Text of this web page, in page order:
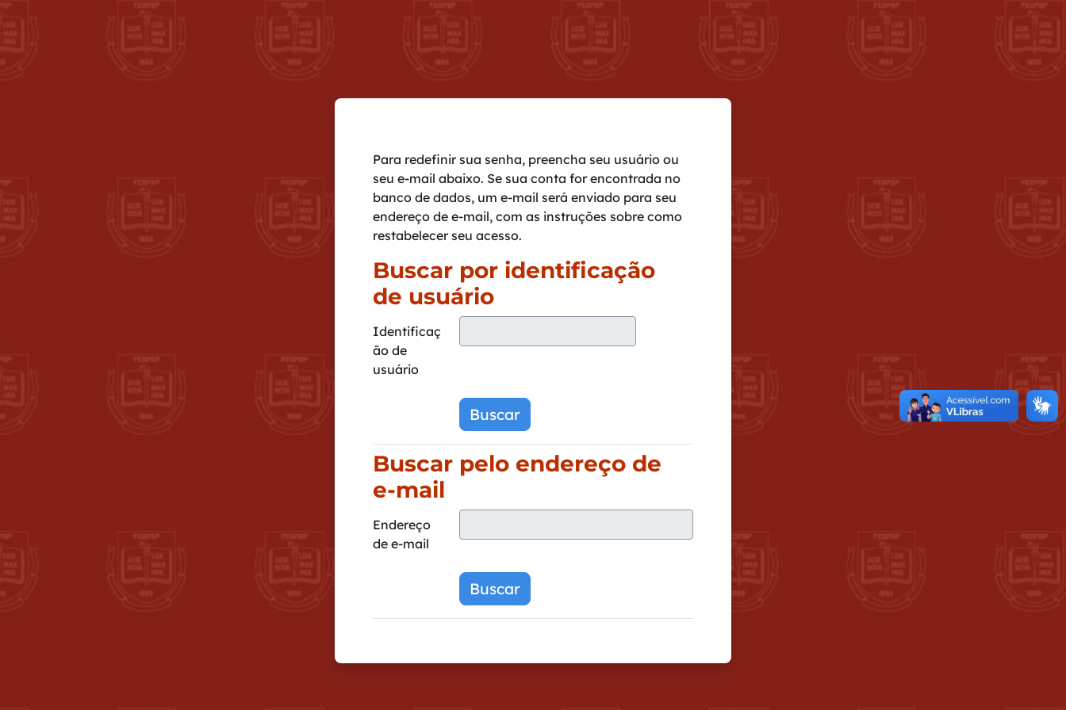
Ir para o conteúdo principal
Para redefinir sua senha, preencha seu usuário ou
seu e-mail abaixo. Se sua conta for encontrada no
banco de dados, um e-mail será enviado para seu
endereço de e-mail, com as instruções sobre como
restabelecer seu acesso.
Buscar por identificação de usuário
Buscar por identificação
de usuário
Identificaç
ão de
usuário
Buscar pelo endereço de e-mail
Buscar pelo endereço de
e-mail
Endereço
de e-mail